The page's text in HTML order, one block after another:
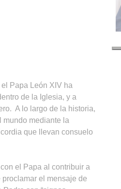
Papa León XIV ha
de la Iglesia, y a
A lo largo de la historia,
mundo mediante la
que llevan consuelo
el Papa al contribuir a
el mensaje de